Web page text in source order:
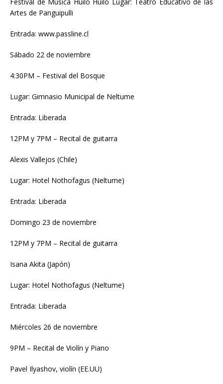
Artes de Panguipulli
Entrada: www.passline.cl
Sábado 22 de noviembre
4:30PM – Festival del Bosque
Lugar: Gimnasio Municipal de Neltume
Entrada: Liberada
12PM y 7PM – Recital de guitarra
Alexis Vallejos (Chile)
Lugar: Hotel Nothofagus (Neltume)
Entrada: Liberada
Domingo 23 de noviembre
12PM y 7PM – Recital de guitarra
Isana Akita (Japón)
Lugar: Hotel Nothofagus (Neltume)
Entrada: Liberada
Miércoles 26 de noviembre
9PM – Recital de Violín y Piano
Pavel Ilyashov, violín (EE.UU)